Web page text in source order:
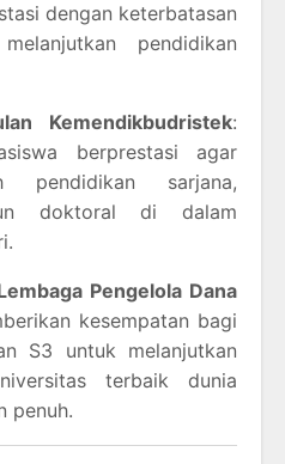
dengan keterbatasan
pendidikan
Kemendikbudristek:
berprestasi agar
pendidikan sarjana,
doktoral di dalam
Pengelola Dana
kesempatan bagi
S3 untuk melanjutkan
terbaik dunia
penuh.